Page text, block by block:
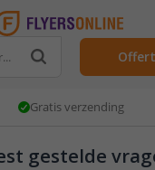
Gratis verzending
gestelde